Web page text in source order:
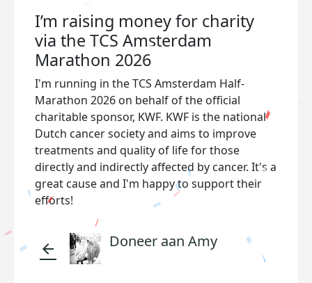
I’m raising money for charity
via the TCS Amsterdam
Marathon 2026
I'm running in the TCS Amsterdam Half-
Marathon 2026 on behalf of the official
charitable sponsor, KWF. KWF is the national
Dutch cancer society and aims to improve
treatments and quality of life for those
directly and indirectly affected by cancer. It's a
great cause and I'm happy to support their
efforts!
arrow_back Doneer aan Amy